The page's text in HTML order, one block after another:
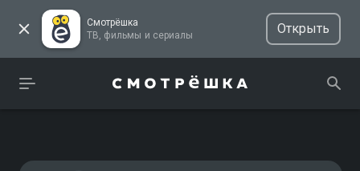
Смотрёшка
ТВ, фильмы и сериалы
Открыть